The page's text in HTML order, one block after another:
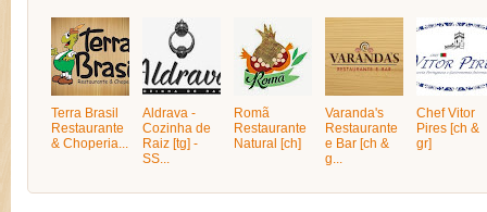
Terra Brasil
Restaurante
& Choperia...
Aldrava -
Cozinha de
Raiz [tg] -
SS...
Romã
Restaurante
Natural [ch]
Varanda's
Restaurante
e Bar [ch &
g...
Chef Vitor
Pires [ch &
gr]